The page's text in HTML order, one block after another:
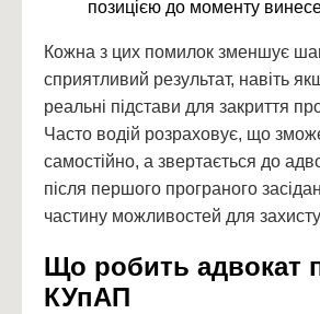
позицією до моменту
Кожна з цих помилок зменшує
сприятливий результат, навіть
реальні підстави для закриття
Часто водій розраховує, що
самостійно, а звертається до
після першого програного
частину можливостей для
Що робить адвокат
КУпАП